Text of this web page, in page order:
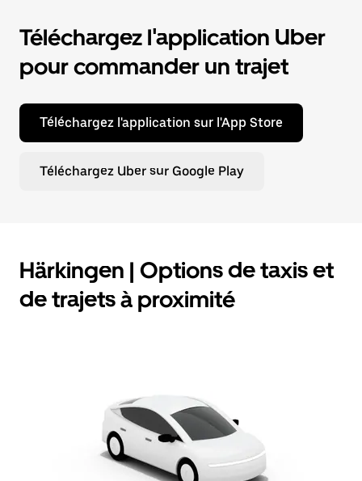
Téléchargez l'application Uber
pour commander un trajet
Téléchargez l'application sur l'App Store
Téléchargez Uber sur Google Play
Härkingen | Options de taxis et
de trajets à proximité